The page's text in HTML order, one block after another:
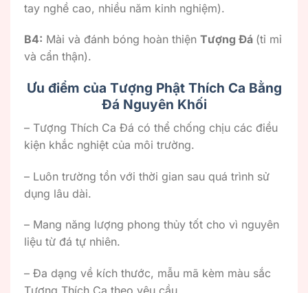
tay nghề cao, nhiều năm kinh nghiệm).
B4: Mài và đánh bóng hoàn thiện Tượng Đá (tỉ mỉ
và cẩn thận).
Ưu điểm của Tượng Phật Thích Ca Bằng
Đá Nguyên Khối
– Tượng Thích Ca Đá có thể chống chịu các điều
kiện khắc nghiệt của môi trường.
– Luôn trường tồn với thời gian sau quá trình sử
dụng lâu dài.
– Mang năng lượng phong thủy tốt cho vì nguyên
liệu từ đá tự nhiên.
– Đa dạng về kích thước, mẫu mã kèm màu sắc